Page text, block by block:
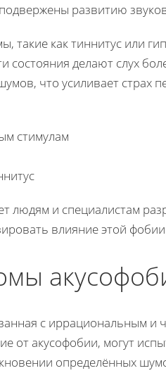
развитию
как тиннитус или
делают слух
что усиливает страх
стимулам
людям и специалистам
влияние этой
с иррациональным и
от акусофобии, могут
определённых